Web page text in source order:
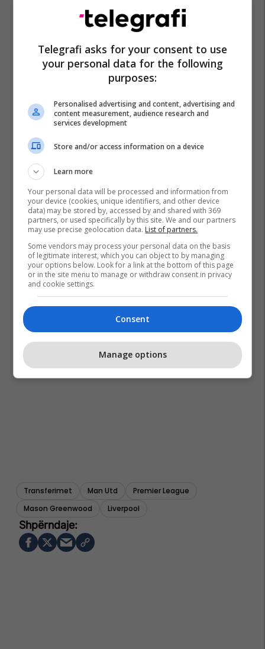
Transferimet Man Utd
Premier League
Mason Greenwood
Liverpool
Telegrafi asks for your consent to use
your personal data for the following
purposes:
Personalised advertising and content, advertising and
content measurement, audience research and
services development
Store and/or access information on a device
Learn more
Your personal data will be processed and information from
your device (cookies, unique identifiers, and other device
data) may be stored by, accessed by and shared with 369
partners, or used specifically by this site. We and our partners
may use precise geolocation data. List of partners.
Some vendors may process your personal data on the basis
of legitimate interest, which you can object to by managing
your options below. Look for a link at the bottom of this page
or in the site menu to manage or withdraw consent in privacy
and cookie settings.
Consent
Manage options